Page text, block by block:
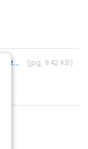
530907_ecborganizuoteurozonosgyventojapklausrezultatai.jpg (jpg, 9.42 KB)